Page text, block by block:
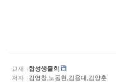
교재
합성생물학
저자
김영창,노동현,김용대,김양훈